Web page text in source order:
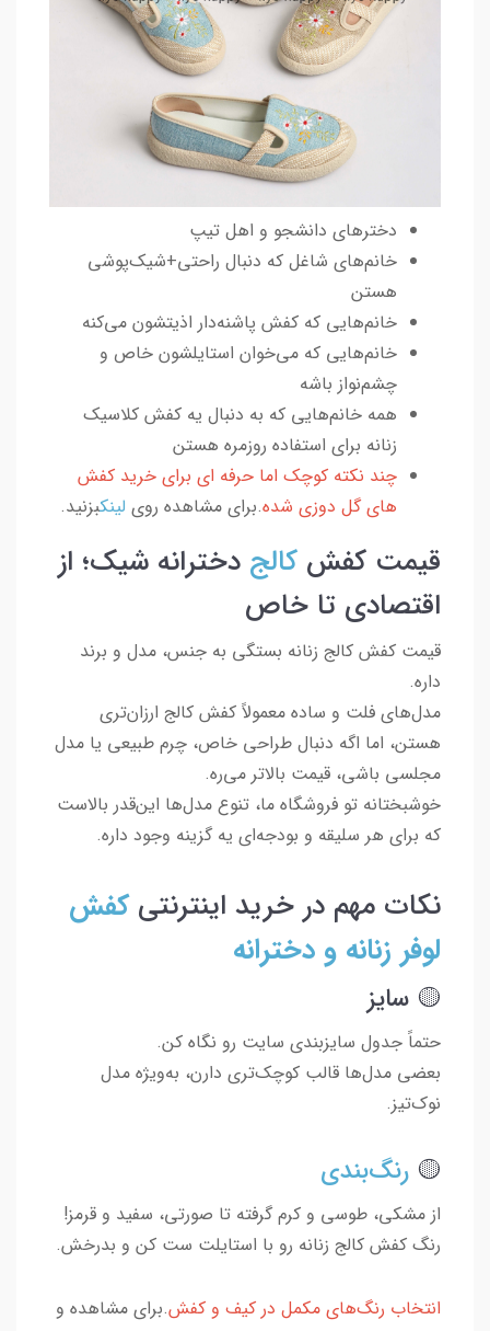
دخترهای دانشجو و اهل تیپ
خانم‌های شاغل که دنبال راحتی+شیک‌پوشی
هستن
خانم‌هایی که کفش پاشنه‌دار اذیتشون می‌کنه
خانم‌هایی که می‌خوان استایلشون خاص و
چشم‌نواز باشه
همه خانم‌هایی که به دنبال یه کفش کلاسیک
زنانه برای استفاده روزمره هستن
چند نکته کوچک اما حرفه ای برای خرید کفش
های گل دوزی شده.برای مشاهده روی لینکبزنید.
قیمت کفش کالج دخترانه شیک؛ از
اقتصادی تا خاص
قیمت کفش کالج زنانه بستگی به جنس، مدل و برند
داره.
مدل‌های فلت و ساده معمولاً کفش کالج ارزان‌تری
هستن، اما اگه دنبال طراحی خاص، چرم طبیعی یا مدل
مجلسی باشی، قیمت بالاتر می‌ره.
خوشبختانه تو فروشگاه ما، تنوع مدل‌ها این‌قدر بالاست
که برای هر سلیقه و بودجه‌ای یه گزینه وجود داره.
نکات مهم در خرید اینترنتیکفش
لوفر زنانه و دخترانه
🟡 سایز
حتماً جدول سایزبندی سایت رو نگاه کن.
بعضی مدل‌ها قالب کوچک‌تری دارن، به‌ویژه مدل
نوک‌تیز.
🟡 رنگ‌بندی
از مشکی، طوسی و کرم گرفته تا صورتی، سفید و قرمز!
رنگ کفش کالج زنانه رو با استایلت ست کن و بدرخش.
انتخاب رنگ‌های مکمل در کیف و کفش.برای مشاهده و